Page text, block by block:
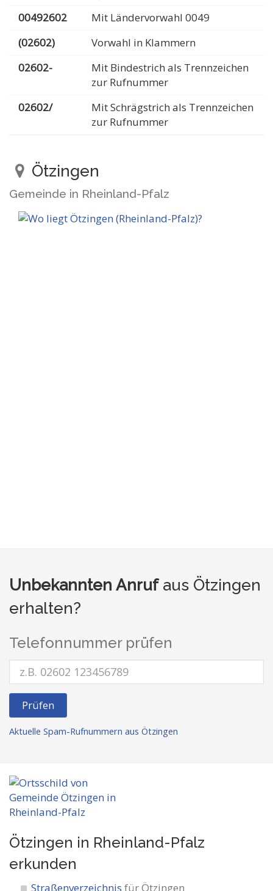
00492602
Mit Ländervorwahl 0049
(02602)
Vorwahl in Klammern
02602-
Mit Bindestrich als Trennzeichen
zur Rufnummer
02602/
Mit Schrägstrich als Trennzeichen
zur Rufnummer
Ötzingen
Gemeinde in Rheinland-Pfalz
Unbekannten Anrufaus Ötzingen
erhalten?
Telefonnummer prüfen
Prüfen
Aktuelle Spam-Rufnummern aus Ötzingen
Ötzingen in Rheinland-Pfalz
erkunden
Straßenverzeichnis für Ötzingen